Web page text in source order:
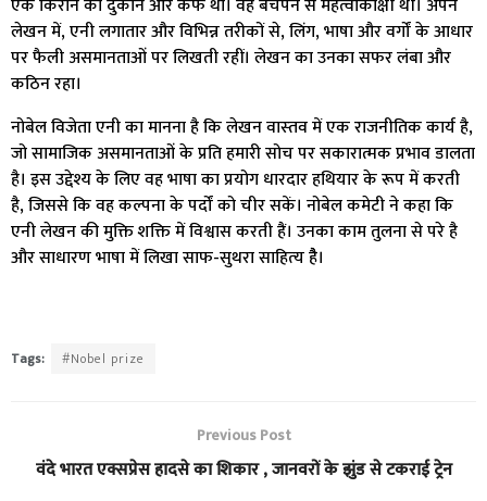
एक किराने की दुकान और कैफे था। वह बचपन से महत्वाकांक्षी थी। अपने
लेखन में, एनी लगातार और विभिन्न तरीकों से, लिंग, भाषा और वर्गों के आधार
पर फैली असमानताओं पर लिखती रहीं। लेखन का उनका सफर लंबा और
कठिन रहा।
नोबेल विजेता एनी का मानना है कि लेखन वास्‍तव में एक राजनीतिक कार्य है,
जो सामाजिक असमानताओं के प्रति हमारी सोच पर सकारात्मक प्रभाव डालता
है। इस उद्देश्य के लिए वह भाषा का प्रयोग धारदार हथियार के रूप में करती
है, जिससे कि वह कल्पना के पर्दों को चीर सकें। नोबेल कमेटी ने कहा कि
एनी लेखन की मुक्ति शक्ति में विश्वास करती हैं। उनका काम तुलना से परे है
और साधारण भाषा में लिखा साफ-सुथरा साहित्‍य हैै।
Tags: #Nobel prize
Previous Post
वंदे भारत एक्सप्रेस हादसे का शिकार , जानवरों के झुंड से टकराई ट्रेन